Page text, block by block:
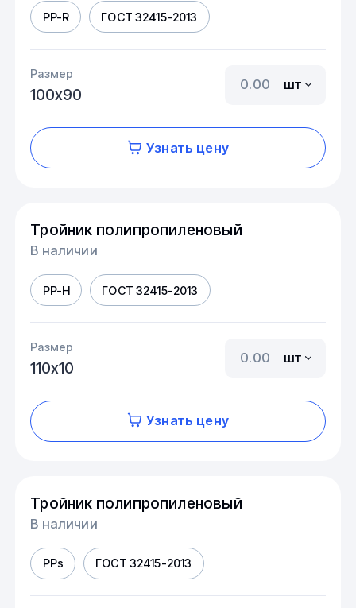
PP-R ГОСТ 32415-2013
Размер
100х90
шт
Узнать цену
Тройник полипропиленовый
В наличии
PP-H ГОСТ 32415-2013
Размер
110х10
шт
Узнать цену
Тройник полипропиленовый
В наличии
PPs ГОСТ 32415-2013